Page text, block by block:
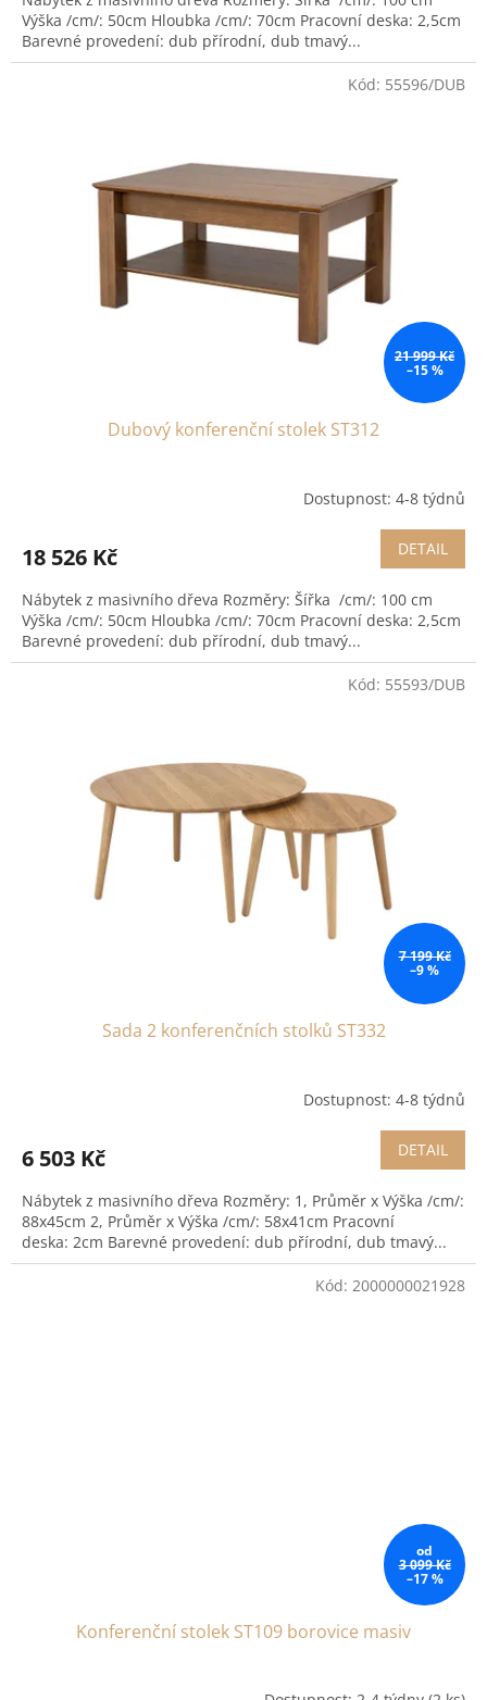
Výška /cm/: 50cm Hloubka /cm/: 70cm Pracovní deska: 2,5cm
Barevné provedení: dub přírodní, dub tmavý...
21 999 Kč
–15 %
Dubový konferenční stolek ST312
Dostupnost: 4-8 týdnů
18 526 Kč DETAIL
Nábytek z masivního dřeva Rozměry: Šířka /cm/: 100 cm
Výška /cm/: 50cm Hloubka /cm/: 70cm Pracovní deska: 2,5cm
Barevné provedení: dub přírodní, dub tmavý...
Kód: 55596/DUB
7 199 Kč
–9 %
Sada 2 konferenčních stolků ST332
Dostupnost: 4-8 týdnů
6 503 Kč DETAIL
Nábytek z masivního dřeva Rozměry: 1, Průměr x Výška /cm/:
88x45cm 2, Průměr x Výška /cm/: 58x41cm Pracovní
deska: 2cm Barevné provedení: dub přírodní, dub tmavý...
Kód: 55593/DUB
od
3 099 Kč
–17 %
Konferenční stolek ST109 borovice masiv
Kód: 2000000021928